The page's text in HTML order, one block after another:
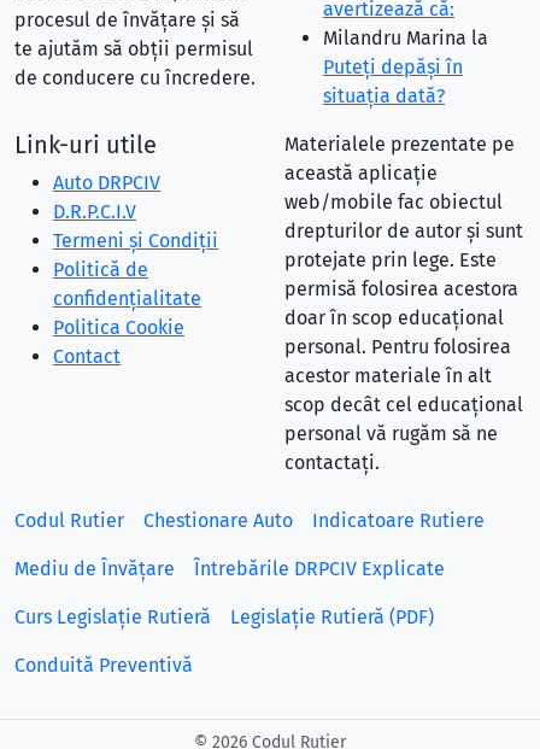
procesul de învățare și să
te ajutăm să obții permisul
de conducere cu încredere.
avertizează că:
Milandru Marina la
Puteţi depăşi în
situaţia dată?
Link-uri utile
Auto DRPCIV
D.R.P.C.I.V
Termeni și Condiții
Politică de
confidențialitate
Politica Cookie
Contact
Materialele prezentate pe
această aplicație
web/mobile fac obiectul
drepturilor de autor și sunt
protejate prin lege. Este
permisă folosirea acestora
doar în scop educațional
personal. Pentru folosirea
acestor materiale în alt
scop decât cel educațional
personal vă rugăm să ne
contactați.
Codul Rutier Chestionare Auto Indicatoare Rutiere
Mediu de Învățare Întrebările DRPCIV Explicate
Curs Legislație Rutieră Legislație Rutieră (PDF)
Conduită Preventivă
© 2026 Codul Rutier